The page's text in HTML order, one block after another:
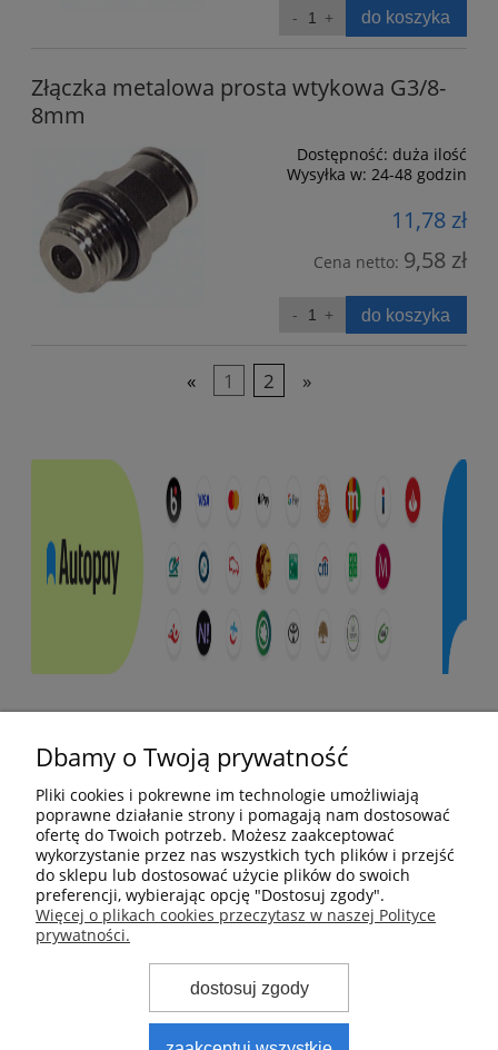
do koszyka
Złączka metalowa prosta wtykowa G3/8-
8mm
Dostępność: duża ilość
Wysyłka w: 24-48 godzin
11,78 zł
Cena netto: 9,58 zł
do koszyka
« 1 2 »
Moje konto
Płatności i dostawa
Informacje
Dbamy o Twoją prywatność
Pliki cookies i pokrewne im technologie umożliwiają
poprawne działanie strony i pomagają nam dostosować
ofertę do Twoich potrzeb. Możesz zaakceptować
wykorzystanie przez nas wszystkich tych plików i przejść
do sklepu lub dostosować użycie plików do swoich
preferencji, wybierając opcję "Dostosuj zgody".
Więcej o plikach cookies przeczytasz w naszej Polityce
prywatności.
dostosuj zgody